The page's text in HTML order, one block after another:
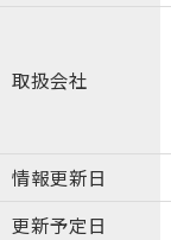
取扱会社
情報更新日
更新予定日